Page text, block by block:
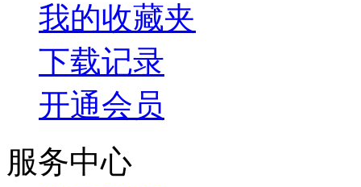
我的收藏夹
下载记录
开通会员
服务中心